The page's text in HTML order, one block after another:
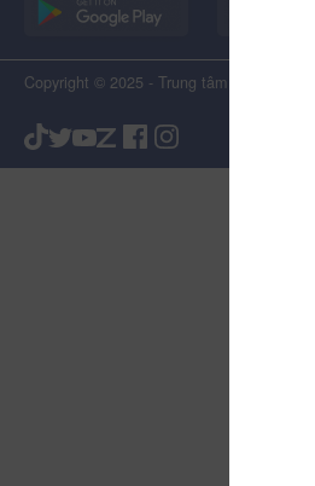
Copyright © 2025 - Trung tâm Xúc tiến Du